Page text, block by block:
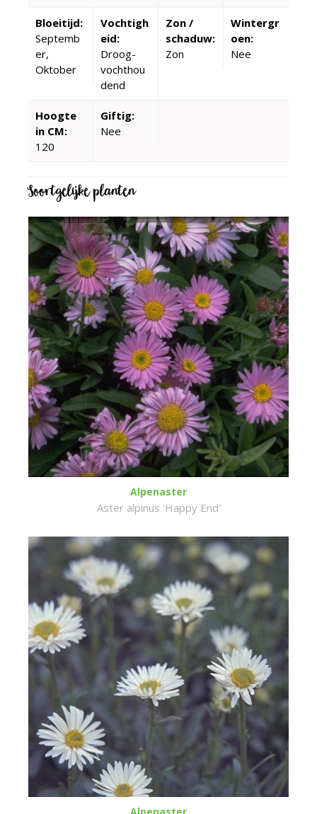
Bloeitijd:
Septemb
er,
Oktober
Vochtigh
eid:
Droog-
vochthou
dend
Zon /
schaduw:
Zon
Wintergr
oen:
Nee
Hoogte
in CM:
120
Giftig:
Nee
Soortgelijke planten
Alpenaster
Aster alpinus 'Happy End'